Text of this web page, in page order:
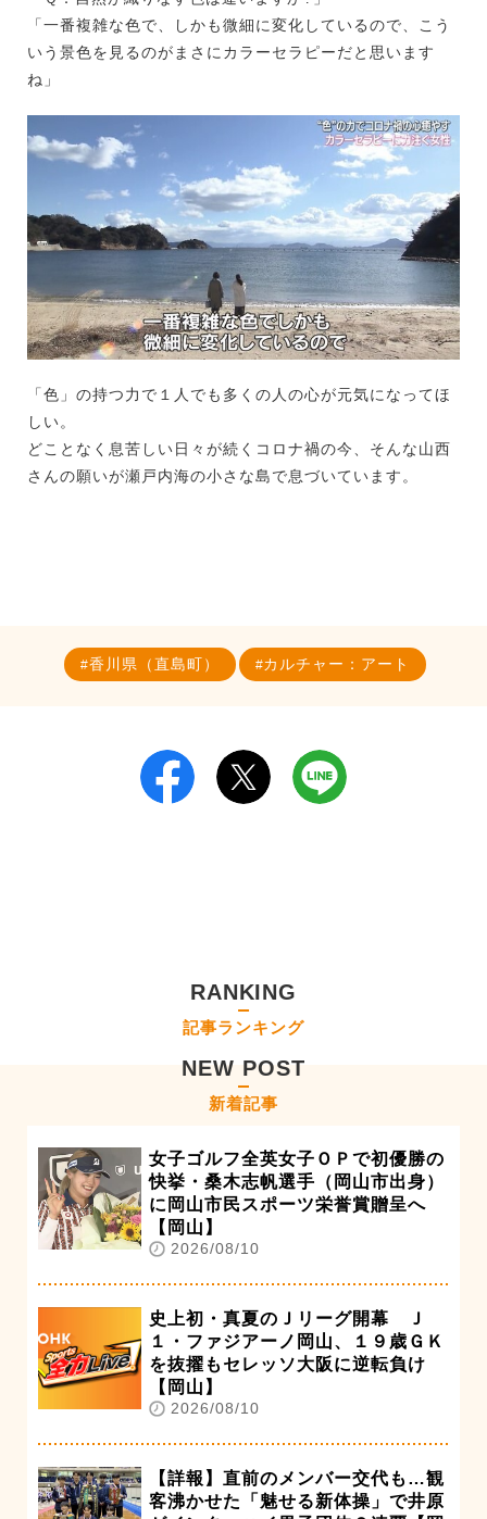
「一番複雑な色で、しかも微細に変化しているので、こう
いう景色を見るのがまさにカラーセラピーだと思います
ね」
「色」の持つ力で１人でも多くの人の心が元気になってほ
しい。
どことなく息苦しい日々が続くコロナ禍の今、そんな山西
さんの願いが瀬戸内海の小さな島で息づいています。
香川県（直島町） カルチャー：アート
RANKING
記事ランキング
NEW POST
新着記事
女子ゴルフ全英女子ＯＰで初優勝の
快挙・桑木志帆選手（岡山市出身）
に岡山市民スポーツ栄誉賞贈呈へ
【岡山】
2026/08/10
史上初・真夏のＪリーグ開幕 Ｊ
１・ファジアーノ岡山、１９歳ＧＫ
を抜擢もセレッソ大阪に逆転負け
【岡山】
2026/08/10
【詳報】直前のメンバー交代も…観
客沸かせた「魅せる新体操」で井原